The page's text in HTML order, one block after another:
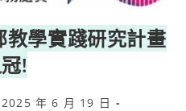
學實踐研究計畫
!
2025 年 6 月 19 日